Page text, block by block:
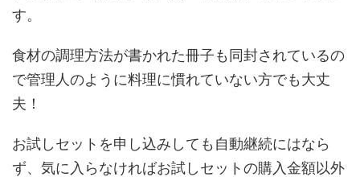
す。
食材の調理方法が書かれた冊子も同封されているの
で管理人のように料理に慣れていない方でも大丈
夫！
お試しセットを申し込みしても自動継続にはなら
ず、気に入らなければお試しセットの購入金額以外